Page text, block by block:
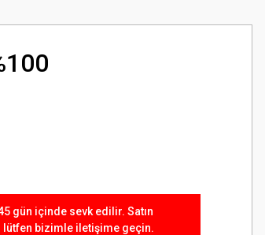
gün içinde sevk edilir. Satın
bizimle iletişime geçin.